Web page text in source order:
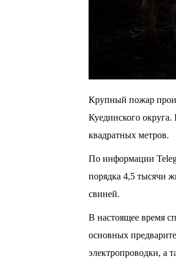
Крупный пожар
Куединского
квадратных метров.
По информации
порядка 4,5 тысячи
свиней.
В настоящее время
основных
электропроводки, а